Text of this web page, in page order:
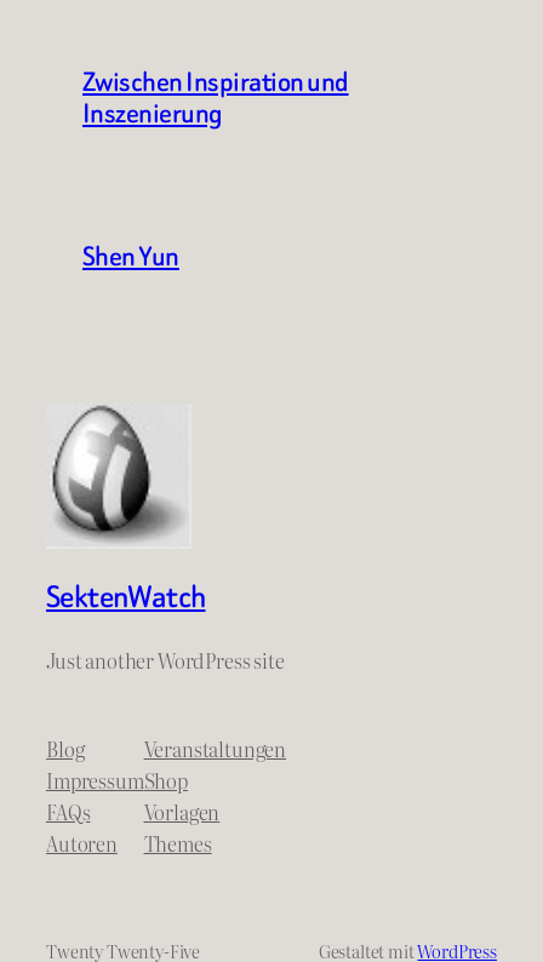
Zwischen Inspiration und
Inszenierung
Shen Yun
SektenWatch
Just another WordPress site
Blog
Impressum
FAQs
Autoren
Veranstaltungen
Shop
Vorlagen
Themes
Twenty Twenty-Five Gestaltet mitWordPress